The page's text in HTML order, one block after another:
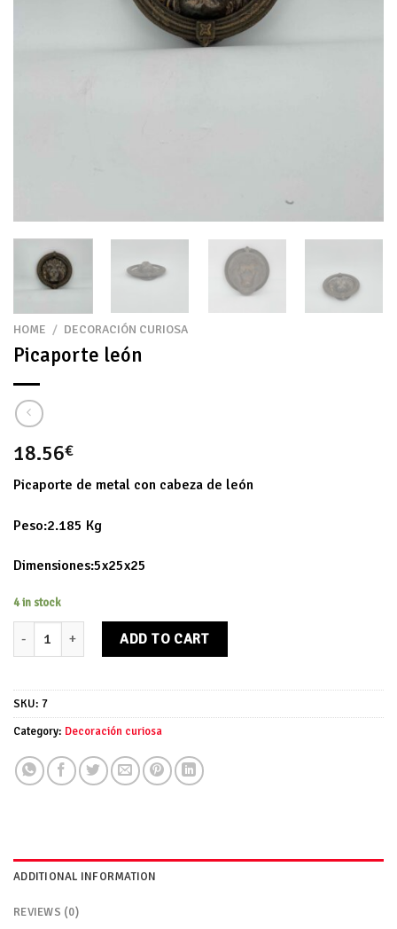
HOME / DECORACIÓN CURIOSA
Picaporte león
18.56€
Picaporte de metal con cabeza de león
Peso:2.185 Kg
Dimensiones:5x25x25
4 in stock
Picaporte león quantityADD TO CART
SKU: 7
Category: Decoración curiosa
ADDITIONAL INFORMATION
REVIEWS (0)